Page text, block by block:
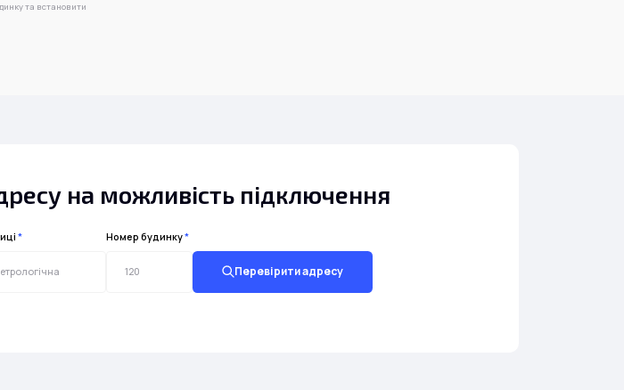
та встановити
на можливість підключення
* Номер будинку*
Перевірити адресу